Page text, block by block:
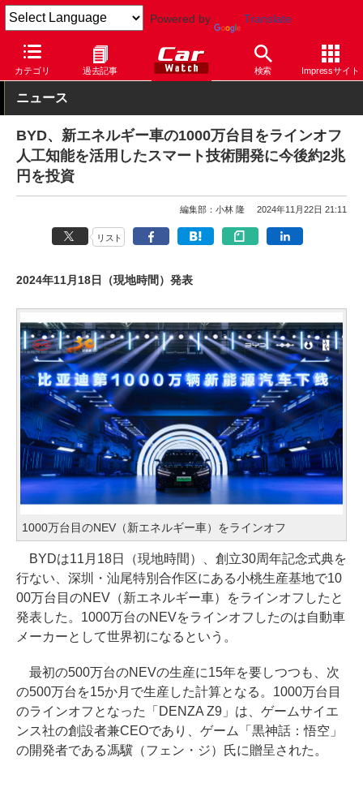
Powered by Translate
カテゴリ 過去記事 検索 Impressサイト
Car Watch 自動車
ニュース
BYD、新エネルギー車の1000万台目をラインオフ
人工知能を活用したスマート技術開発に今後約2兆
円を投資
編集部：小林 隆 2024年11月22日 21:11
リスト
2024年11月18日（現地時間）発表
1000万台目のNEV（新エネルギー車）をラインオフ
BYDは11月18日（現地時間）、創立30周年記念式典を
行ない、深圳・汕尾特別合作区にある小桃生産基地で10
00万台目のNEV（新エネルギー車）をラインオフしたと
発表した。1000万台のNEVをラインオフしたのは自動車
メーカーとして世界初になるという。
最初の500万台のNEVの生産に15年を要しつつも、次
の500万台を15か月で生産した計算となる。1000万台目
のラインオフとなった「DENZA Z9」は、ゲームサイエ
ンス社の創設者兼CEOであり、ゲーム「黒神話：悟空」
の開発者である馮驥（フェン・ジ）氏に贈呈された。